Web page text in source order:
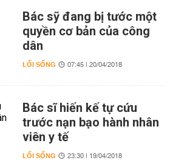
Bác sỹ đang bị tước một
quyền cơ bản của công
dân
LỐI SỐNG 07:45 | 20/04/2018
Bác sĩ hiến kế tự cứu
trước nạn bạo hành nhân
viên y tế
LỐI SỐNG 23:30 | 19/04/2018